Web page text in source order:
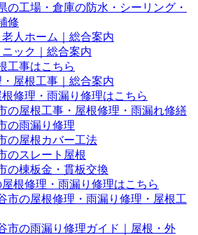
の工場・倉庫の防水・シーリング・
修
人ホーム｜総合案内
ック｜総合案内
工事はこちら
屋根工事｜総合案内
修理・雨漏り修理はこちら
の屋根工事・屋根修理・雨漏れ修繕
の雨漏り修理
の屋根カバー工法
のスレート屋根
の棟板金・貫板交換
根修理・雨漏り修理はこちら
市の屋根修理・雨漏り修理・屋根工
市の雨漏り修理ガイド｜屋根・外